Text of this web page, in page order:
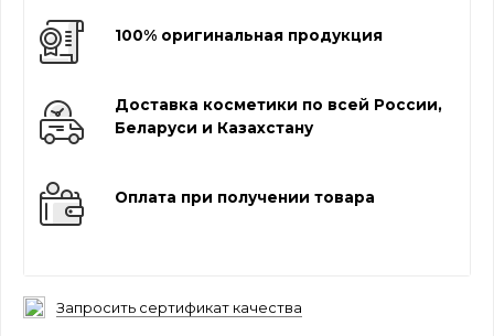
100% оригинальная продукция
Доставка косметики по всей России,
Беларуси и Казахстану
Оплата при получении товара
Запросить сертификат качества